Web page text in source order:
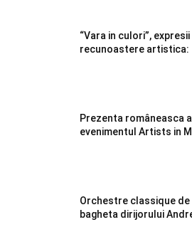
“Vara in culori”,
recunoastere artistica:
Prezenta româneasca
evenimentul Artists in
Orchestre classique
bagheta dirijorului